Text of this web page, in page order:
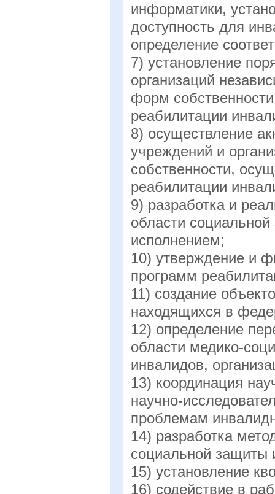
информатики,
доступность для
определение
7) установление
организаций
форм
реабилитации
8) осуществление
учреждений и
собственности,
реабилитации
9) разработка и
области
исполнением;
10) утверждение и
программ
11) создание
находящихся в
12) определение
области медико-
инвалидов,
13) координация
научно-
проблемам
14) разработка
социальной защиты
15) установление
16) содействие в